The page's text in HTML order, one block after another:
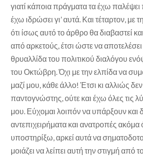
γιατί κάποια πράγματα τα έχω
έχω ιδρώσει γι’ αυτά. Και τέταρτον, με
ότι ίσως αυτό το άρθρο θα διαβαστεί
από αρκετούς, έτσι ώστε να
θρυαλλίδα του πολιτικού διαλόγου
του Οκτώβρη. Όχι με την ελπίδα να
μαζί μου, κάθε άλλο! Έτσι κι αλλιώς δεν
παντογνώστης, ούτε και έχω όλες τις
μου. Εύχομαι λοιπόν να υπάρξουν και
αντεπιχειρήματα και ανατροπές
υποστηρίξω, αρκεί αυτά να
μοιάζει να λείπει αυτή την στιγμή από